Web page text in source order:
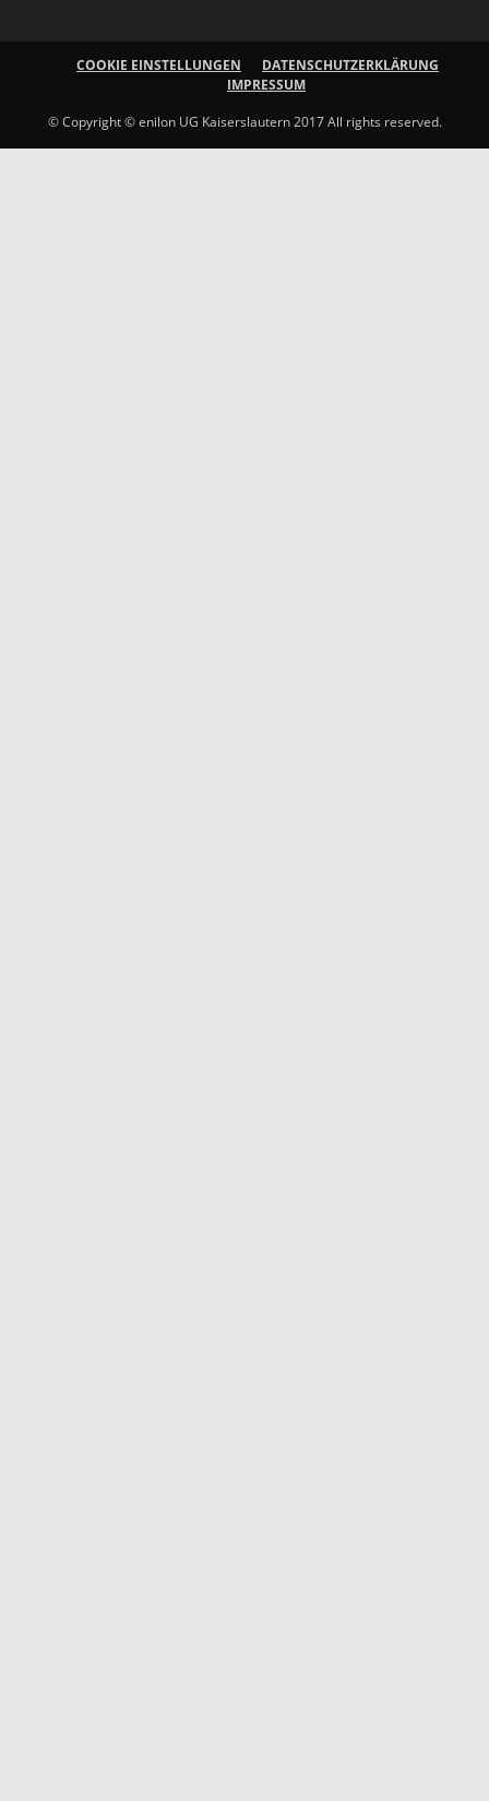
COOKIE EINSTELLUNGEN
DATENSCHUTZERKLÄRUNG
IMPRESSUM
© Copyright © enilon UG Kaiserslautern 2017 All rights reserved.